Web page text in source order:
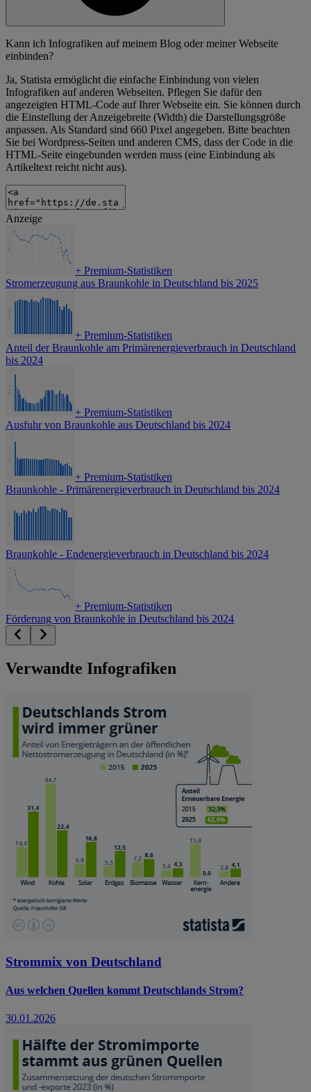
Kann ich Infografiken auf meinem Blog oder meiner Webseite
einbinden?
Ja, Statista ermöglicht die einfache Einbindung von vielen
Infografiken auf anderen Webseiten. Pflegen Sie dafür den
angezeigten HTML-Code auf Ihrer Webseite ein. Sie können durch
die Einstellung der Anzeigebreite (Width) die Darstellungsgröße
anpassen. Als Standard sind 660 Pixel angegeben. Bitte beachten
Sie bei Wordpress-Seiten und anderen CMS, dass der Code in die
HTML-Seite eingebunden werden muss (eine Einbindung als
Artikeltext reicht nicht aus).
Anzeige
+ Premium-Statistiken
Stromerzeugung aus Braunkohle in Deutschland bis 2025
+ Premium-Statistiken
Anteil der Braunkohle am Primärenergieverbrauch in Deutschland
bis 2024
+ Premium-Statistiken
Ausfuhr von Braunkohle aus Deutschland bis 2024
+ Premium-Statistiken
Braunkohle - Primärenergieverbrauch in Deutschland bis 2024
Braunkohle - Endenergieverbrauch in Deutschland bis 2024
+ Premium-Statistiken
Förderung von Braunkohle in Deutschland bis 2024
Verwandte Infografiken
Strommix von Deutschland
Aus welchen Quellen kommt Deutschlands Strom?
30.01.2026